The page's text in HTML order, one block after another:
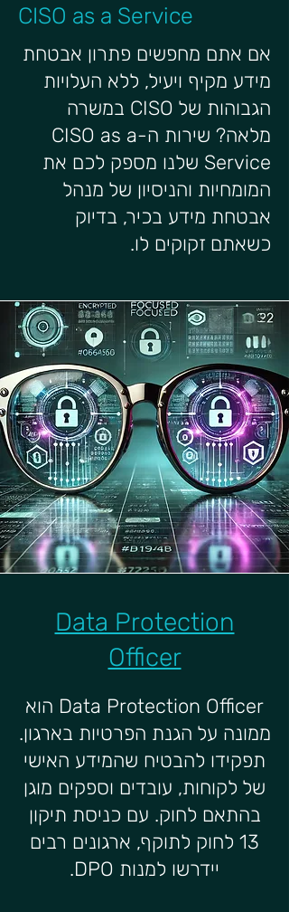
CISO as a Service
אם אתם מחפשים פתרון אבטחת
מידע מקיף ויעיל, ללא העלויות
הגבוהות של CISO במשרה
מלאה? שירות ה-CISO as a
Service שלנו מספק לכם את
המומחיות והניסיון של מנהל
אבטחת מידע בכיר, בדיוק
כשאתם זקוקים לו.
Data Protection
Officer
Data Protection Officer הוא
ממונה על הגנת הפרטיות בארגון.
תפקידו להבטיח שהמידע האישי
של לקוחות, עובדים וספקים מוגן
בהתאם לחוק. עם כניסת תיקון
13 לחוק לתוקף, ארגונים רבים
יידרשו למנות DPO.